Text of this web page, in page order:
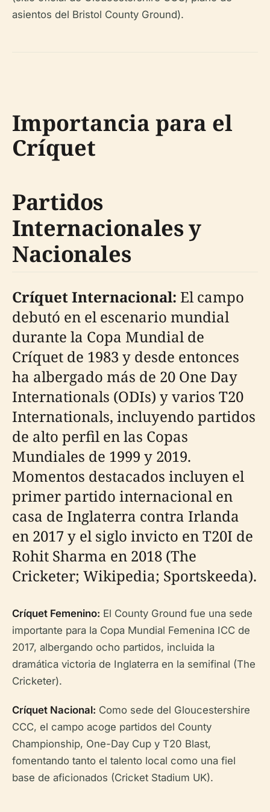
asientos del Bristol County Ground).
Importancia para el
Críquet
Partidos
Internacionales y
Nacionales
Críquet Internacional: El campo
debutó en el escenario mundial
durante la Copa Mundial de
Críquet de 1983 y desde entonces
ha albergado más de 20 One Day
Internationals (ODIs) y varios T20
Internationals, incluyendo partidos
de alto perfil en las Copas
Mundiales de 1999 y 2019.
Momentos destacados incluyen el
primer partido internacional en
casa de Inglaterra contra Irlanda
en 2017 y el siglo invicto en T20I de
Rohit Sharma en 2018 (The
Cricketer; Wikipedia; Sportskeeda).
Críquet Femenino: El County Ground fue una sede
importante para la Copa Mundial Femenina ICC de
2017, albergando ocho partidos, incluida la
dramática victoria de Inglaterra en la semifinal (The
Cricketer).
Críquet Nacional: Como sede del Gloucestershire
CCC, el campo acoge partidos del County
Championship, One-Day Cup y T20 Blast,
fomentando tanto el talento local como una fiel
base de aficionados (Cricket Stadium UK).